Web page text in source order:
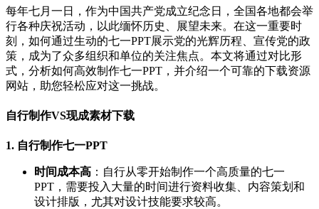
每年七月一日，作为中国共产党成立纪念日，全国各地都会举
行各种庆祝活动，以此缅怀历史、展望未来。在这一重要时
刻，如何通过生动的七一PPT展示党的光辉历程、宣传党的政
策，成为了众多组织和单位的关注焦点。本文将通过对比形
式，分析如何高效制作七一PPT，并介绍一个可靠的下载资源
网站，助您轻松应对这一挑战。
自行制作VS现成素材下载
1. 自行制作七一PPT
时间成本高 ：自行从零开始制作一个高质量的七一
PPT，需要投入大量的时间进行资料收集、内容策划和
设计排版，尤其对设计技能要求较高。